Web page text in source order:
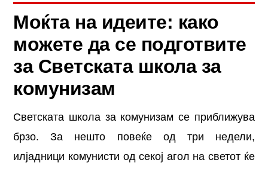
Моќта на идеите: како
можете да се подготвите
за Светската школа за
комунизам
Светската школа за комунизам се приближува
брзо. За нешто повеќе од три недели,
илјадници комунисти од секој агол на светот ќе